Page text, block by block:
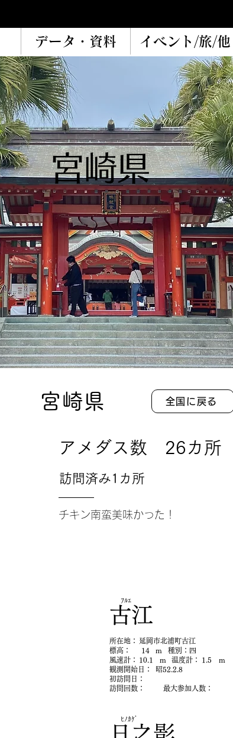
データ・資料 イベント/旅/他
宮崎県
宮崎県 全国に戻る
アメダス数 26カ所
訪問済み1カ所
チキン南蛮美味かった！
古江
ﾌﾙｴ
​所在地：
延岡市北浦町古江
​標高：
14 m ​種別： 四
​風速計：
10.1 m ​温度計： 1.5
m
​観測開始日：
昭52.2.8
初​訪問日：
最大参加人数：
​訪問回数：
日之影
ﾋﾉｶｹﾞ